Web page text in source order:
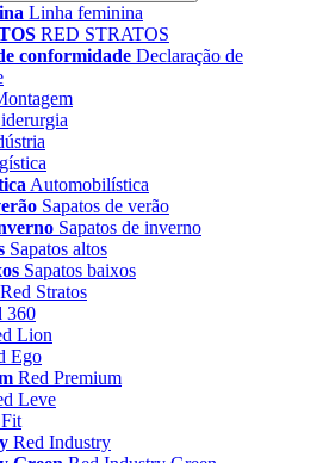
Linha feminina
RED STRATOS
conformidade Declaração de
Automobilística
Sapatos de verão
Sapatos de inverno
Sapatos altos
Sapatos baixos
Red Stratos
360
Lion
Ego
Red Premium
Leve
Red Industry